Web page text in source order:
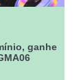
ganhe